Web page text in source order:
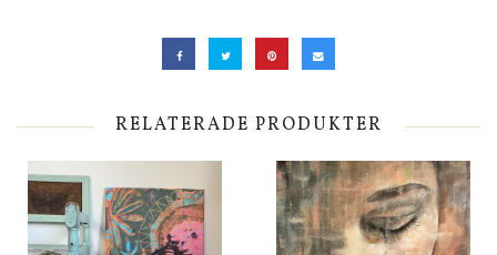
RELATERADE PRODUKTER